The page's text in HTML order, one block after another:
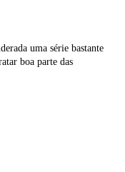
uma série bastante
boa parte das